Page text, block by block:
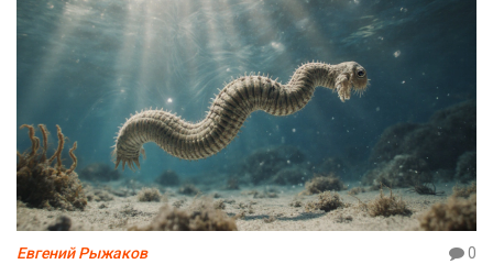
Евгений Рыжаков 0